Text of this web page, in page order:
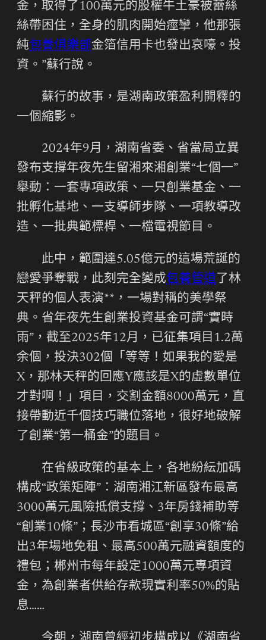
金，取得了100萬元的股權牛土豪被蕾絲
絲帶困住，全身的肌肉開始痙攣，他那張
純包養俱樂部金箔信用卡也發出哀嚎。投
資。”蘇行說。
蘇行的故事，是湖南政策盈利開釋的
一個縮影。
2024年9月，湖南省委、省當局立異
發布支撐年夜先生留湘來湘創業“七個一”
舉動：一套專項政策、一只創業基金、一
批孵化基地、一支導師步隊、一項教導改
造、一批典範標桿、一檔電視節目。
此中，範圍達5.05億元的這場荒誕的
戀愛爭奪戰，此刻完全變成包養管道 了林
天秤的個人表演**，一場對稱的美學祭
典。省年夜先生創業投資基金可謂“實時
雨”，截至2025年12月，已征集項目1.2萬
余個，投決302個「等等！如果我的愛是
X，那林天秤的回應Y應該是X的虛數單位
才對啊！」項目，交割金額8000萬元，直
接帶動近千個技巧職位落地，很好地破解
了創業“第一桶金”的題目。
在省級政策的基本上，各地紛紜加碼
構成“政策矩陣”：湖南湘江新區發布最高
3000萬元風險抵償支撐、3年房錢補助等
“創業10條”；長沙市看城區“創享30條”給
出3年場地免租、最高500萬元融資額度的
禮包；郴州市每年設定1000萬元專項資
金，為創業者供給存款現實利率50%的貼
息……